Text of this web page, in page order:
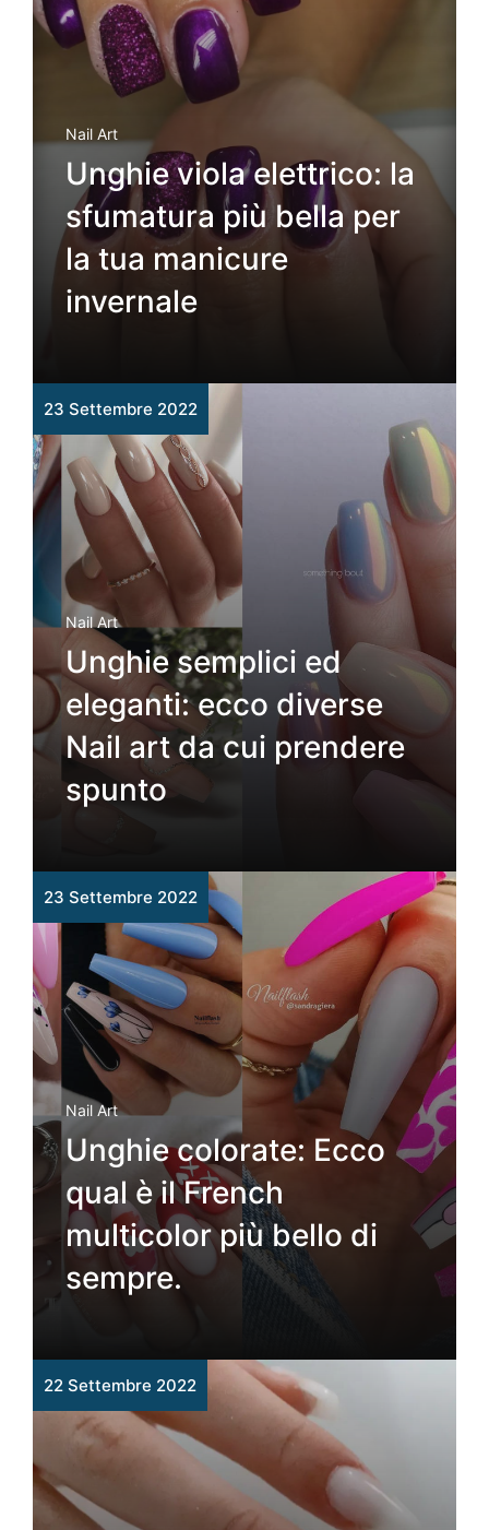
Nail Art
Unghie viola elettrico: la
sfumatura più bella per
la tua manicure
invernale
23 Settembre 2022
Nail Art
Unghie semplici ed
eleganti: ecco diverse
Nail art da cui prendere
spunto
23 Settembre 2022
Nail Art
Unghie colorate: Ecco
qual è il French
multicolor più bello di
sempre.
22 Settembre 2022